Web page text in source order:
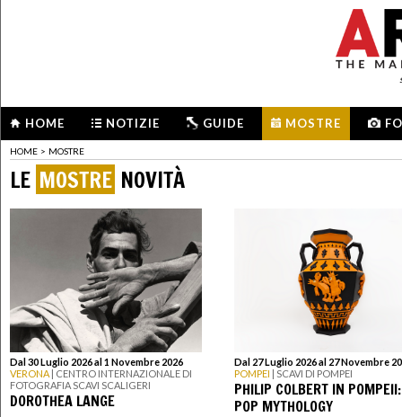
HOME NOTIZIE GUIDE MOSTRE
HOME > MOSTRE
LE MOSTRE NOVITÀ
Dal 30 Luglio 2026 al 1 Novembre 2026
VERONA | CENTRO INTERNAZIONALE DI
FOTOGRAFIA SCAVI SCALIGERI
DOROTHEA LANGE
Dal 27 Luglio 2026 al 27 Novembre
POMPEI | SCAVI DI POMPEI
PHILIP COLBERT IN POMPEII:
POP MYTHOLOGY